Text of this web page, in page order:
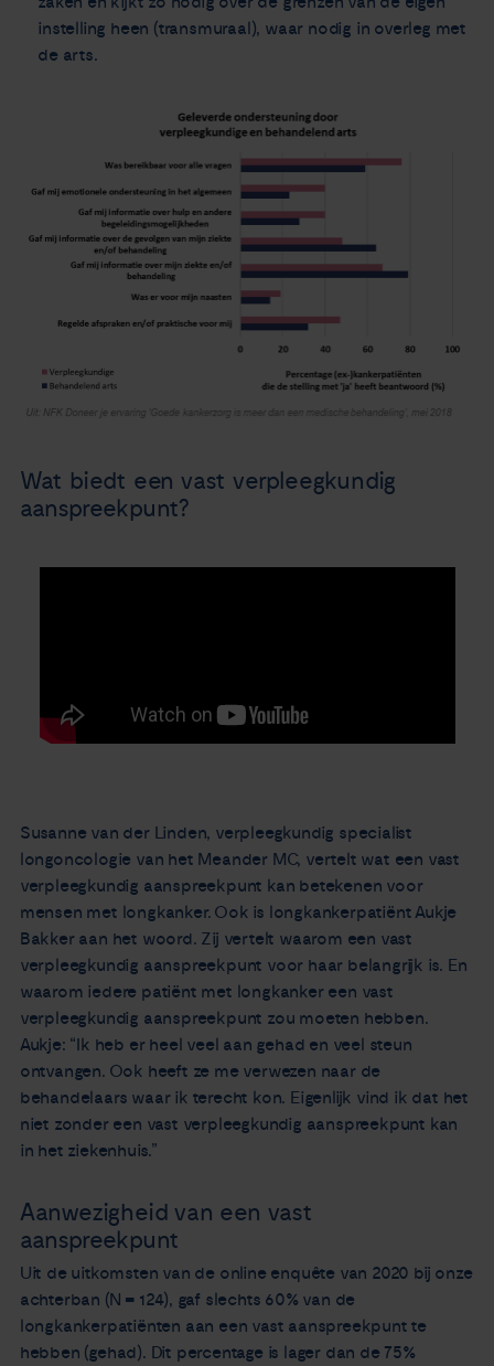
instelling heen (transmuraal), waar nodig in overleg met
de arts.
Wat biedt een vast verpleegkundig
aanspreekpunt?
Susanne van der Linden, verpleegkundig specialist
longoncologie van het Meander MC, vertelt wat een vast
verpleegkundig aanspreekpunt kan betekenen voor
mensen met longkanker. Ook is longkankerpatiënt Aukje
Bakker aan het woord. Zij vertelt waarom een vast
verpleegkundig aanspreekpunt voor haar belangrijk is. En
waarom iedere patiënt met longkanker een vast
verpleegkundig aanspreekpunt zou moeten hebben.
Aukje: “Ik heb er heel veel aan gehad en veel steun
ontvangen. Ook heeft ze me verwezen naar de
behandelaars waar ik terecht kon. Eigenlijk vind ik dat het
niet zonder een vast verpleegkundig aanspreekpunt kan
in het ziekenhuis.”
Aanwezigheid van een vast
aanspreekpunt
Uit de uitkomsten van de online enquête van 2020 bij onze
achterban (N = 124), gaf slechts 60% van de
longkankerpatiënten aan een vast aanspreekpunt te
hebben (gehad). Dit percentage is lager dan de 75%